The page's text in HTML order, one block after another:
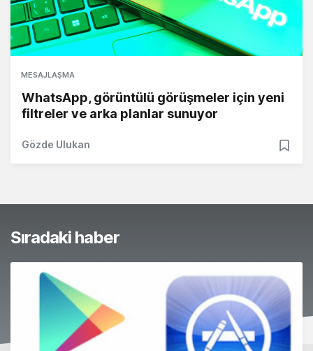
MESAJLAŞMA
WhatsApp, görüntülü görüşmeler için yeni
filtreler ve arka planlar sunuyor
Gözde Ulukan
Sıradaki haber